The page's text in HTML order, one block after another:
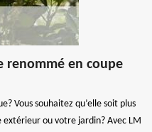
renommé en coupe
Vous souhaitez qu’elle soit plus
extérieur ou votre jardin? Avec LM